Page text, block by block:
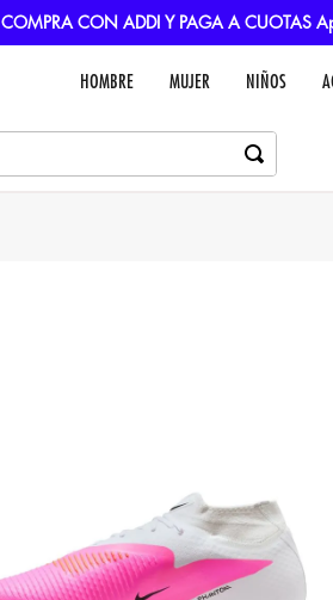
COMPRA CON ADDI Y PAGA A CUOTAS
HOMBRE MUJER NIÑOS